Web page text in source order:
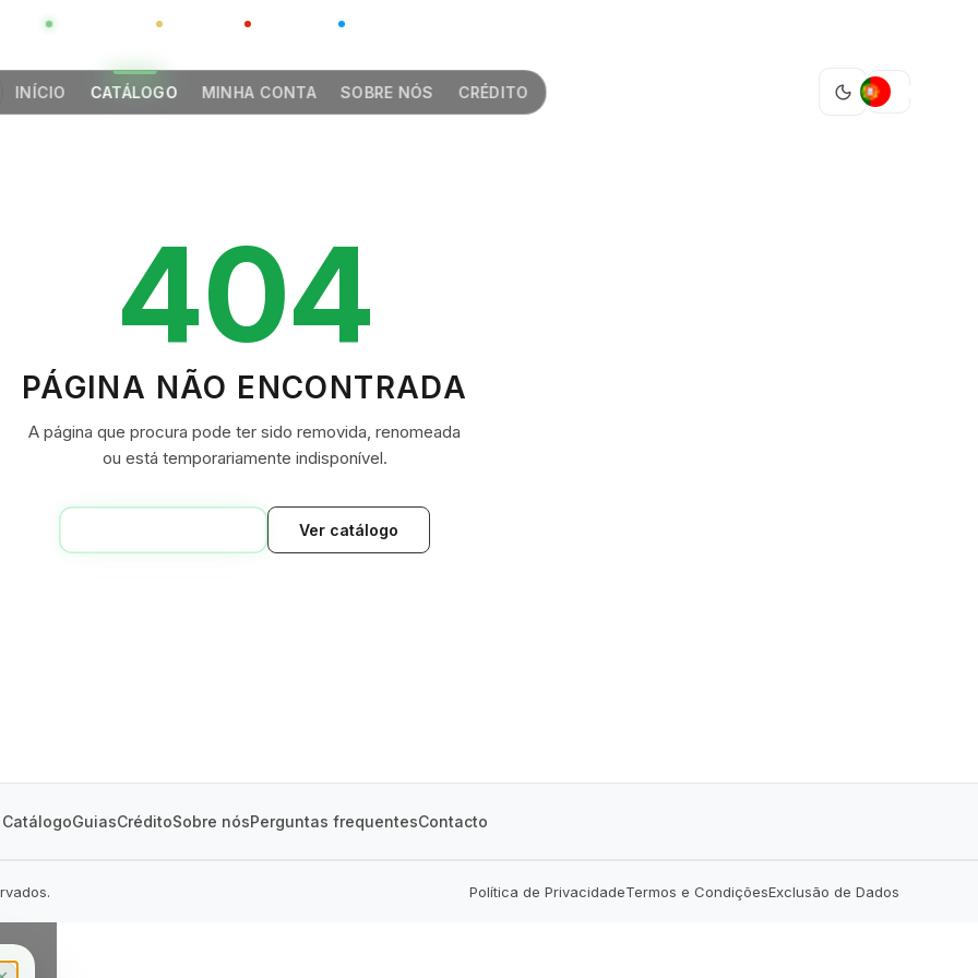
GLOBAL CHINA
INÍCIO CATÁLOGO MINHA CONTA SOBRE NÓS CRÉDITO
GREEN VILLAGE
404
PÁGINA NÃO ENCONTRADA
A página que procura pode ter sido removida, renomeada
ou está temporariamente indisponível.
Ver catálogo
CatálogoGuiasCréditoSobre nósPerguntas frequentesContacto
Política de PrivacidadeTermos e CondiçõesExclusão de Dados